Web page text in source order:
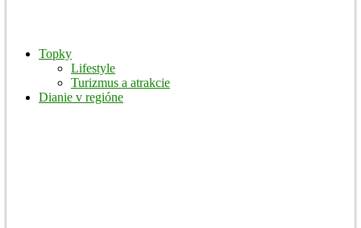
Topky
Lifestyle
Turizmus a atrakcie
Dianie v regióne